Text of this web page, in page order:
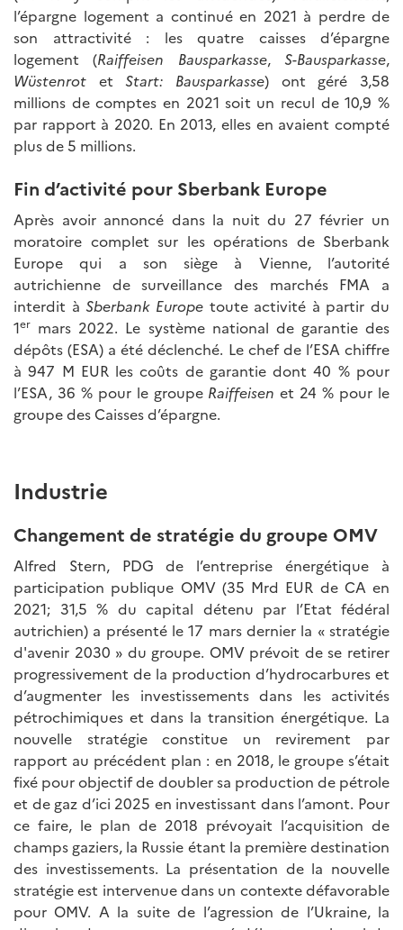
l’épargne logement a continué en 2021 à perdre de
son attractivité : les quatre caisses d’épargne
logement (Raiffeisen Bausparkasse,S-Bausparkasse,
Wüstenrot etStart: Bausparkasse) ont géré 3,58
millions de comptes en 2021 soit un recul de 10,9 %
par rapport à 2020. En 2013, elles en avaient compté
plus de 5 millions.
Fin d’activité pour Sberbank Europe
Après avoir annoncé dans la nuit du 27 février un
moratoire complet sur les opérations de Sberbank
Europe qui a son siège à Vienne, l’autorité
autrichienne de surveillance des marchés FMA a
interdit àSberbank Europe toute activité à partir du
1er mars 2022. Le système national de garantie des
dépôts (ESA) a été déclenché. Le chef de l’ESA chiffre
à 947 M EUR les coûts de garantie dont 40 % pour
l’ESA, 36 % pour le groupe Raiffeisen et 24 % pour le
groupe des Caisses d’épargne.
Industrie
Changement de stratégie du groupe OMV
Alfred Stern, PDG de l’entreprise énergétique à
participation publique OMV (35 Mrd EUR de CA en
2021; 31,5 % du capital détenu par l’Etat fédéral
autrichien) a présenté le 17 mars dernier la « stratégie
d'avenir 2030 » du groupe. OMV prévoit de se retirer
progressivement de la production d’hydrocarbures et
d’augmenter les investissements dans les activités
pétrochimiques et dans la transition énergétique. La
nouvelle stratégie constitue un revirement par
rapport au précédent plan : en 2018, le groupe s’était
fixé pour objectif de doubler sa production de pétrole
et de gaz d’ici 2025 en investissant dans l’amont. Pour
ce faire, le plan de 2018 prévoyait l’acquisition de
champs gaziers, la Russie étant la première destination
des investissements. La présentation de la nouvelle
stratégie est intervenue dans un contexte défavorable
pour OMV. A la suite de l’agression de l’Ukraine, la